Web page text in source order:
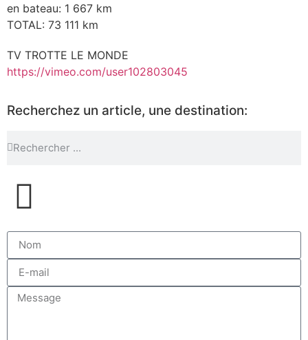
en bateau: 1 667 km
TOTAL: 73 111 km
TV TROTTE LE MONDE
https://vimeo.com/user102803045
Recherchez un article, une destination: